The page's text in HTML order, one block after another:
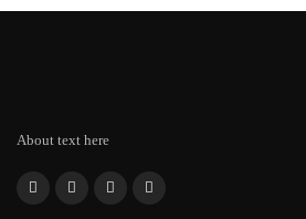
About text here